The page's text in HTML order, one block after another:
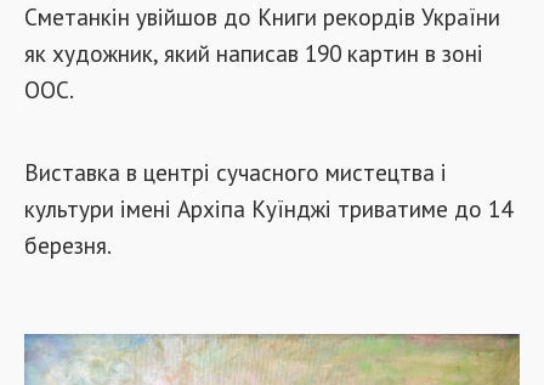
Сметанкін увійшов до Книги рекордів України
як художник, який написав 190 картин в зоні
ООС.
Виставка в центрі сучасного мистецтва і
культури імені Архіпа Куїнджі триватиме до 14
березня.